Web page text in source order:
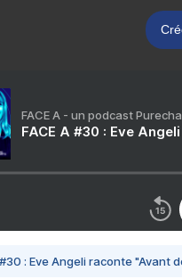
FACE A - un podcast
FACE A #30 : Eve
#30 : Eve Angeli raconte "Avant